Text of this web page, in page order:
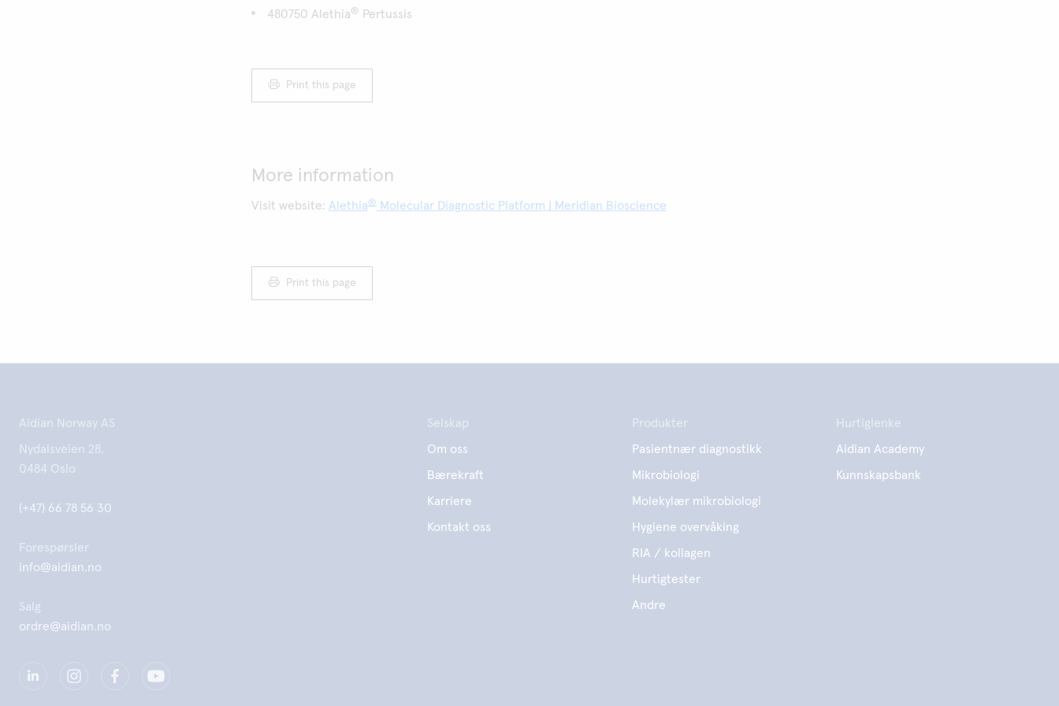
480750 Alethia® Pertussis
Print this page
More information
Visit website: Alethia®Molecular Diagnostic Platform | Meridian Bioscience
Print this page
Aidian Norway AS
Nydalsveien 28,
0484 Oslo
(+47) 66 78 56 30
Forespørsler
info@aidian.no
Salg
ordre@aidian.no
Selskap
Om oss
Bærekraft
Karriere
Kontakt oss
Produkter
Pasientnær diagnostikk
Mikrobiologi
Molekylær mikrobiologi
Hygiene overvåking
RIA / kollagen
Hurtigtester
Andre
Hurtiglenke
Aidian Academy
Kunnskapsbank